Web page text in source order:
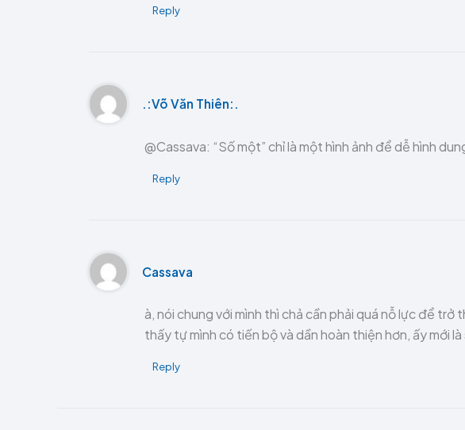
Reply
.:Võ Văn Thiên:.
@Cassava: “Số một” chỉ là một hình ảnh để dễ hình
Reply
Cassava
à, nói chung với mình thì chả cần phải quá nỗ lực để trở
thấy tự mình có tiến bộ và dần hoàn thiện hơn, ấy mới là
Reply